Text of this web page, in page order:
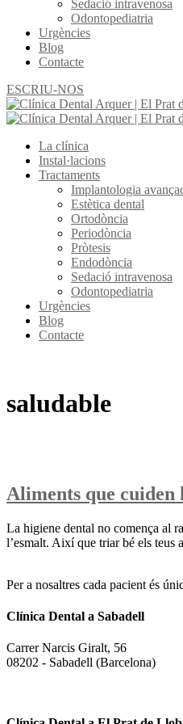
Sedació intravenosa
Odontopediatria
Urgències
Blog
Contacte
ESCRIU-NOS
La clínica
Instal·lacions
Tractaments
Implantologia
Estètica dental
Ortodòncia
Periodòncia
Pròtesis
Endodòncia
Sedació intravenosa
Odontopediatria
Urgències
Blog
Contacte
saludable
Aliments que cuiden
La higiene dental no comença al
l’esmalt. Així que triar bé els
Per a nosaltres cada pacient és
Clínica Dental a Sabadell
Carrer Narcis Giralt, 56
08202 - Sabadell (Barcelona)